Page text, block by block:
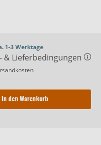
1-3 Werktage
& Lieferbedingungen
In den Warenkorb